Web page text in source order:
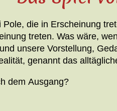
die in Erscheinung
treten. Was wäre,
unsere Vorstellung,
genannt das
dem Ausgang?